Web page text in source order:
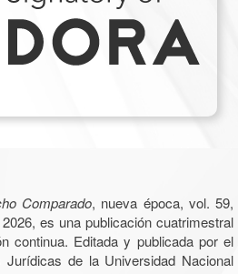
Comparado, nueva época, vol. 59,
es una publicación cuatrimestral
continua. Editada y publicada por el
Jurídicas de la Universidad Nacional